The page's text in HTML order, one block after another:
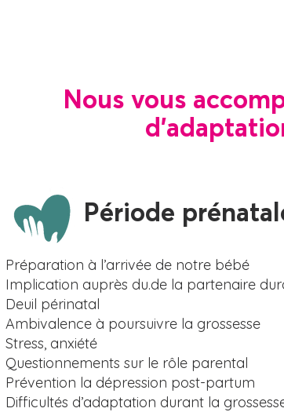
Nous vous
Période
Préparation à l’arrivée de notre bébé
Implication auprès du.de la partenaire
Deuil périnatal
Ambivalence à poursuivre la grossesse
Stress, anxiété
Questionnements sur le rôle parental
Prévention la dépression post-partum
Difficultés d’adaptation durant la